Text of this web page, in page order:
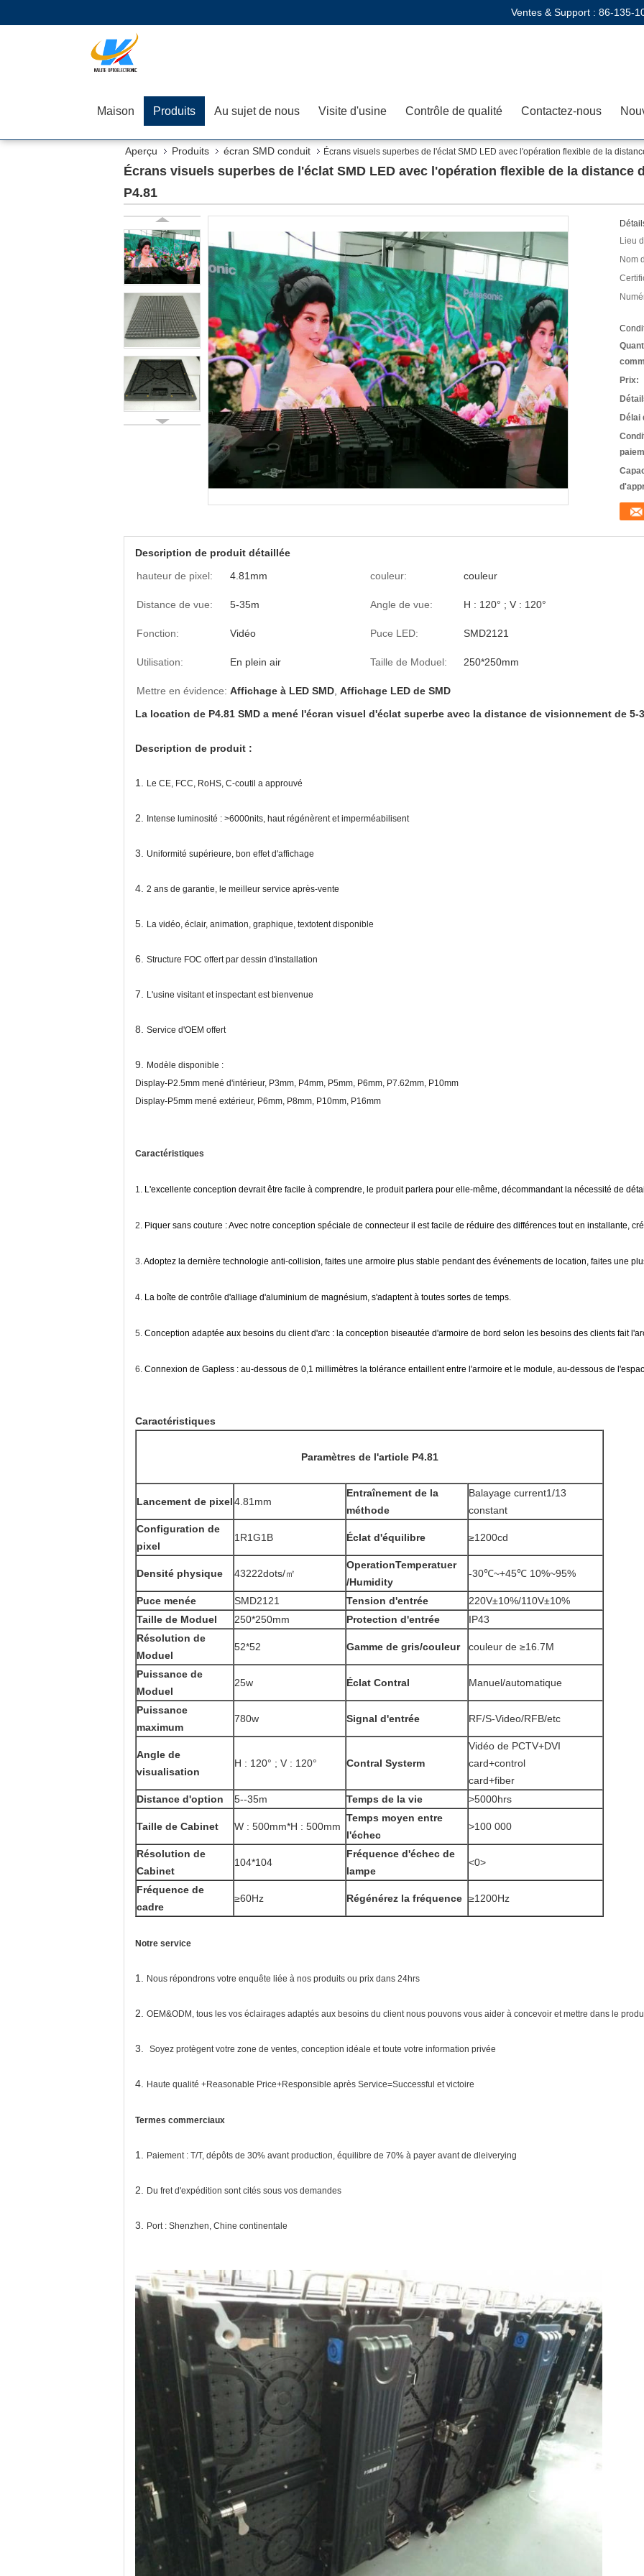
Ventes & Support : 86-135-
Maison Produits Au sujet de nous Visite d'usine Contrôle de qualité Contactez-nous
Aperçu Produits écran SMD conduit Écrans visuels superbes de l'éclat SMD LED avec l'opération flexible de la
Écrans visuels superbes de l'éclat SMD LED avec l'opération flexible de la distance
P4.81
Lieu
Nom
Prix:
Délai
Description de produit détaillée
hauteur de pixel:
4.81mm couleur: couleur
Distance de vue: 5-35m Angle de vue: H : 120° ; V : 120°
Fonction: Vidéo Puce LED: SMD2121
Utilisation: En plein air Taille de Moduel: 250*250mm
Mettre en évidence: Affichage à LED SMD Affichage LED de SMD
La location de P4.81 SMD a mené l'écran visuel d'éclat superbe avec la distance de visionnement de 5-
Description de produit :
1. Le CE, FCC, RoHS, C-coutil a approuvé
2. Intense luminosité : >6000nits, haut régénèrent et imperméabilisent
3. Uniformité supérieure, bon effet d'affichage
4. 2 ans de garantie, le meilleur service après-vente
5. La vidéo, éclair, animation, graphique, textotent disponible
6. Structure FOC offert par dessin d'installation
7. L'usine visitant et inspectant est bienvenue
8. Service d'OEM offert
9.
Modèle disponible :
Display-P2.5mm mené d'intérieur, P3mm, P4mm, P5mm, P6mm, P7.62mm, P10mm
Display-P5mm mené extérieur, P6mm, P8mm, P10mm, P16mm
Caractéristiques
1. L'excellente conception devrait être facile à comprendre, le produit parlera pour elle-même, décommandant la nécessité de
2. Piquer sans couture : Avec notre conception spéciale de connecteur il est facile de réduire des différences tout en installante,
3.Adoptez la dernière technologie anti-collision, faites une armoire plus stable pendant des événements de location, faites une
4. La boîte de contrôle d'alliage d'aluminium de magnésium, s'adaptent à toutes sortes de temps.
5. Conception adaptée aux besoins du client d'arc : la conception biseautée d'armoire de bord selon les besoins des clients fait
6. Connexion de Gapless : au-dessous de 0,1 millimètres la tolérance entaillent entre l'armoire et le module, au-dessous de
Caractéristiques
Paramètres de l'article P4.81
Lancement de pixel4.81mm
Entraînement de la
méthode
Balayage current1/13
constant
Configuration de
pixel
1R1G1B Éclat d'équilibre ≥1200cd
Densité physique 43222dots/㎡
OperationTemperatuer
/Humidity
-30℃~+45℃ 10%~95%
Puce menée SMD2121 Tension d'entrée
220V±10%/110V±10%
Taille de Moduel
250*250mm Protection d'entrée
IP43
Résolution de
Moduel
52*52 Gamme de gris/couleur couleur de ≥16.7M
Puissance de
Moduel
25w Éclat Contral Manuel/automatique
Puissance
maximum
780w Signal d'entrée RF/S-Video/RFB/etc
Angle de
visualisation
H : 120° ; V : 120° Contral Systerm
Vidéo de PCTV+DVI
card+control
card+fiber
Distance d'option
5--35m Temps de la vie >5000hrs
Taille de Cabinet W : 500mm*H : 500mm
Temps moyen entre
l'échec
>100 000
Résolution de
Cabinet
104*104
Fréquence d'échec de
lampe
<0>
Fréquence de
cadre
≥60Hz Régénérez la fréquence ≥1200Hz
Notre service
1. Nous répondrons votre enquête liée à nos produits ou prix dans 24hrs
2. OEM&ODM, tous les vos éclairages adaptés aux besoins du client nous pouvons vous aider à concevoir et mettre dans le
3. Soyez protègent votre zone de ventes, conception idéale et toute votre information privée
4. Haute qualité +Reasonable Price+Responsible après Service=Successful et victoire
Termes commerciaux
1. Paiement : T/T, dépôts de 30% avant production, équilibre de 70% à payer avant de dleiverying
2. Du fret d'expédition sont cités sous vos demandes
3. Port : Shenzhen, Chine continentale